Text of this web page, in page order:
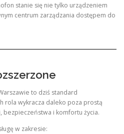
stanie się nie tylko urządzeniem
centrum zarządzania dostępem do
to dziś standard
rola wykracza daleko poza prostą
bezpieczeństwa i komfortu życia.
w zakresie: